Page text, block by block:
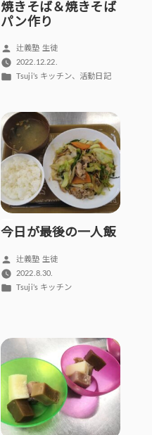
焼きそば＆焼きそば
パン作り
投
稿
者:
辻義塾 生徒
2022.12.22.
カ
ー:
Tsuji’s キッチン、 活動日記
今日が最後の一人飯
投
稿
者:
辻義塾 生徒
2022.8.30.
カ
Tsuji’s キッチン